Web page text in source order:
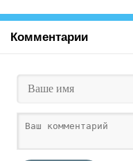
Комментарии